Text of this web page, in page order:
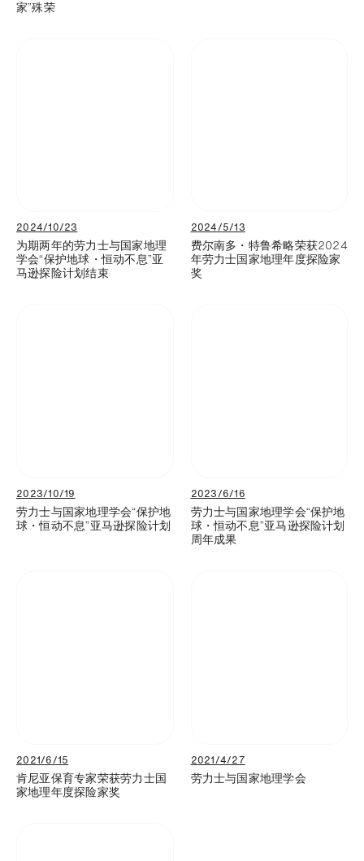
家”殊荣
2024/10/23
为期两年的劳力士与国家地理
学会“保护地球・恒动不息”亚
马逊探险计划结束
2024/5/13
费尔南多・特鲁希略荣获2024
年劳力士国家地理年度探险家
奖
2023/10/19
劳力士与国家地理学会“保护地
球・恒动不息”亚马逊探险计划
2023/6/16
劳力士与国家地理学会“保护地
球・恒动不息”亚马逊探险计划
周年成果
2021/6/15
肯尼亚保育专家荣获劳力士国
家地理年度探险家奖
2021/4/27
劳力士与国家地理学会